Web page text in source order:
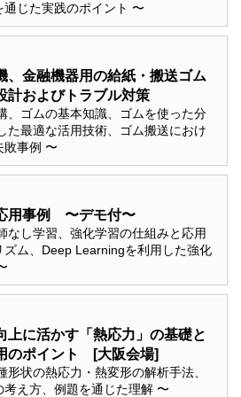
じた実践のポイント 〜
、金融機器用の給紙・搬送ゴム
計およびトラブル対策
、ゴムの基本知識、ゴムを使った分
た最適な活用技術、ゴム搬送におけ
敗事例 〜
用事例 〜デモ付〜
なし学習、強化学習の仕組みと応用
ズム、Deep Learningを利用した強化
上に活かす「熱応力」の基礎と
のポイント [大阪会場]
形状の熱応力・熱変形の解析手法、
え方、例題を通じた理解 〜